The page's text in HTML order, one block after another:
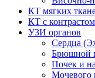
КТ мягких
КТ с контрастом
УЗИ органов
Сердца
Брюшной
Почек и
Мочевого